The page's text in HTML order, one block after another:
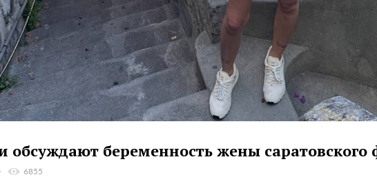
обсуждают беременность жены саратовского
6855